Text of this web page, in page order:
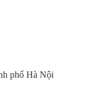
phố Hà Nội